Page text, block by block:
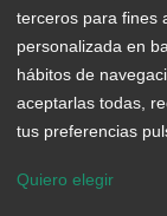
Temporalmente
terceros para fines
personalizada en
hábitos de
aceptarlas todas,
tus preferencias
Quiero elegir